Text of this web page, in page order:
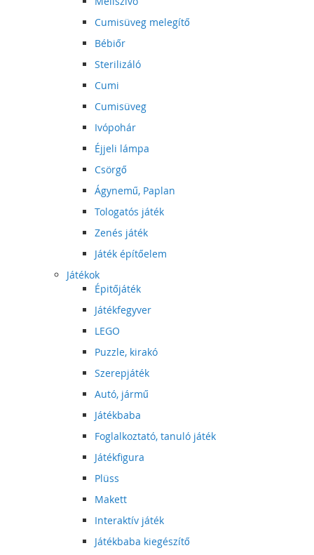
Cumisüveg melegítő
Bébiőr
Sterilizáló
Cumi
Cumisüveg
Ivópohár
Éjjeli lámpa
Csörgő
Ágynemű, Paplan
Tologatós játék
Zenés játék
Játék építőelem
Játékok
Épitőjáték
Játékfegyver
LEGO
Puzzle, kirakó
Szerepjáték
Autó, jármű
Játékbaba
Foglalkoztató, tanuló játék
Játékfigura
Plüss
Makett
Interaktív játék
Játékbaba kiegészítő